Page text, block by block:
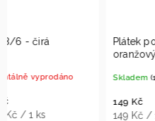
Plátek pomeranče -
Skladem (12 ks)
149 Kč / 1 ks